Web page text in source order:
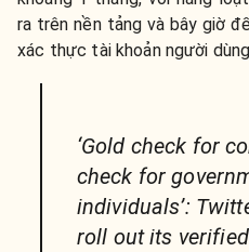
ra trên nền tảng và bây giờ
xác thực tài khoản người
‘Gold check for
check for
individuals’:
roll out its